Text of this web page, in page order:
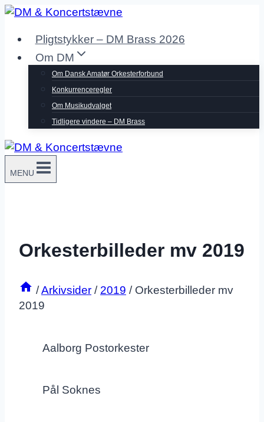
Fortsæt
indholdPligtstykker – DM Brass 2026
Om DM
Om Dansk Amatør Orkesterforbund
Konkurrenceregler
Om Musikudvalget
Tidligere vindere – DM Brass
MENU
Orkesterbilleder mv 2019
/Arkivsider / 2019 / Orkesterbilleder mv
2019
Aalborg Postorkester
Pål Soknes